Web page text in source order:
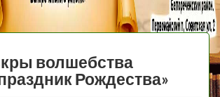
волшебства
Рождества»